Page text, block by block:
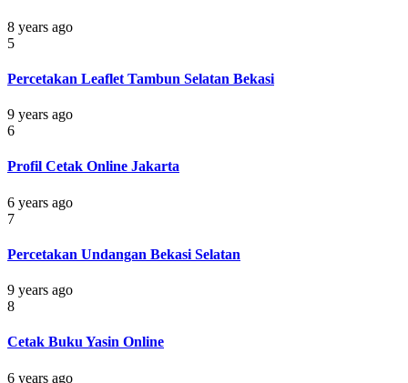
8 years ago
5
Percetakan Leaflet Tambun Selatan Bekasi
9 years ago
6
Profil Cetak Online Jakarta
6 years ago
7
Percetakan Undangan Bekasi Selatan
9 years ago
8
Cetak Buku Yasin Online
6 years ago